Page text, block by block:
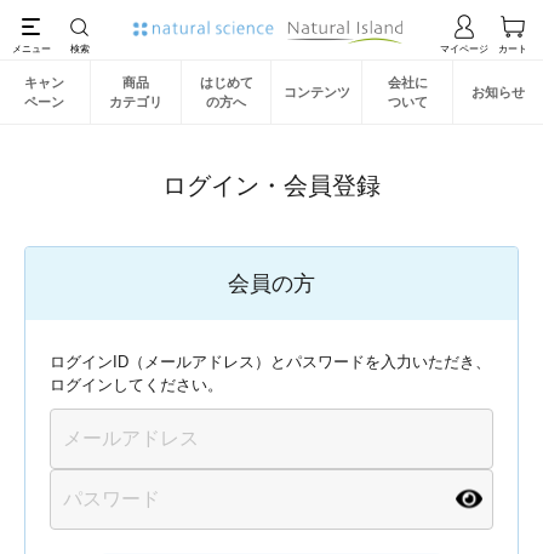
キャン
ペーン
商品
カテゴリ
はじめて
の方へ
コンテンツ
会社に
ついて
お知らせ
ログイン・会員登録
会員の方
ログインID（メールアドレス）とパスワードを入力いただき、
ログインしてください。